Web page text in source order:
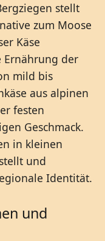
stellt
zum Moose
Käse
Ernährung der
mild bis
aus alpinen
festen
Geschmack.
in kleinen
und
Identität.
und